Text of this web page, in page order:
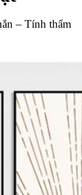
– Tính thẩm